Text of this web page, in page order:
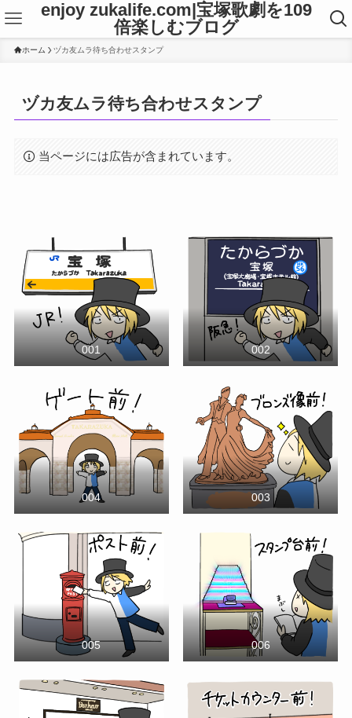
enjoy zukalife.com|宝塚歌劇を109
倍楽しむブログ
ホーム ヅカ友ムラ待ち合わせスタンプ
ヅカ友ムラ待ち合わせスタンプ
当ページには広告が含まれています。
001 002
004 003
005 006